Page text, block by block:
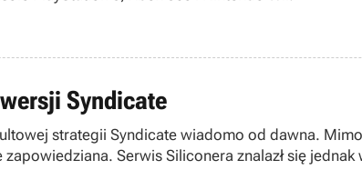
Syndicate
strategii Syndicate wiadomo od dawna.
Serwis Siliconera znalazł się